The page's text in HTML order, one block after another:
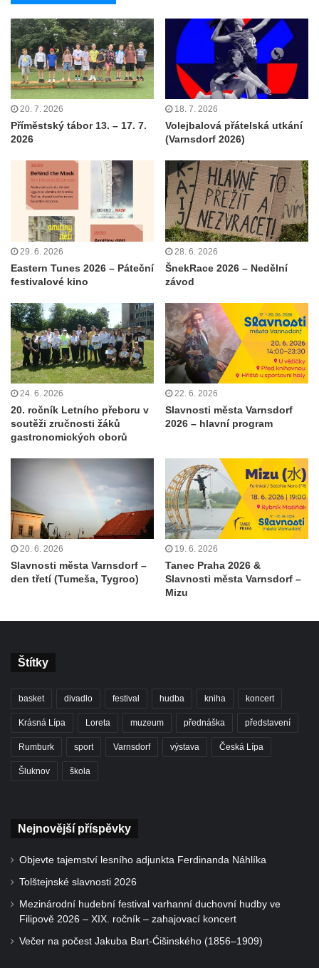
20. 7. 2026
Příměstský tábor 13. – 17. 7.
2026
18. 7. 2026
Volejbalová přátelská utkání
(Varnsdorf 2026)
29. 6. 2026
Eastern Tunes 2026 – Páteční
festivalové kino
28. 6. 2026
ŠnekRace 2026 – Nedělní
závod
24. 6. 2026
20. ročník Letního přeboru v
soutěži zručnosti žáků
gastronomických oborů
22. 6. 2026
Slavnosti města Varnsdorf
2026 – hlavní program
20. 6. 2026
Slavnosti města Varnsdorf –
den třetí (Tumeša, Tygroo)
19. 6. 2026
Tanec Praha 2026 &
Slavnosti města Varnsdorf –
Mizu
Štítky
basket divadlo festival hudba kniha koncert
Krásná Lípa Loreta muzeum přednáška představení
Rumburk sport Varnsdorf výstava Česká Lípa
Šluknov škola
Nejnovější příspěvky
Objevte tajemství lesního adjunkta Ferdinanda Náhlíka
Tolštejnské slavnosti 2026
Mezinárodní hudební festival varhanní duchovní hudby ve
Filipově 2026 – XIX. ročník – zahajovací koncert
Večer na počest Jakuba Bart-Ćišinského (1856–1909)